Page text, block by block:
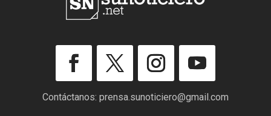
Contáctanos: prensa.sunoticiero@gmail.com